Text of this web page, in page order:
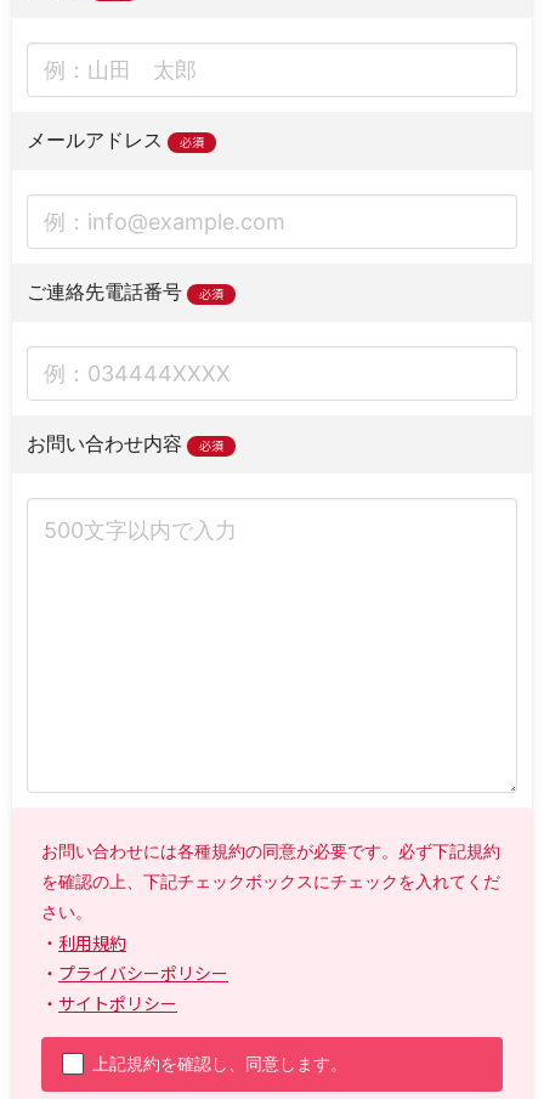
メールアドレス 必須
ご連絡先電話番号 必須
お問い合わせ内容 必須
お問い合わせには各種規約の同意が必要です。必ず下記規約
を確認の上、下記チェックボックスにチェックを入れてくだ
さい。
・ 利用規約
・ プライバシーポリシー
・ サイトポリシー
上記規約を確認し、同意します。